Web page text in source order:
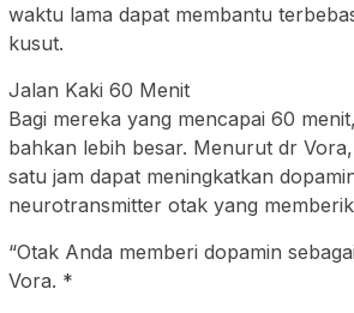
waktu lama dapat membantu
kusut.
Jalan Kaki 60 Menit
Bagi mereka yang mencapai 60
bahkan lebih besar. Menurut dr
satu jam dapat meningkatkan
neurotransmitter otak yang
“Otak Anda memberi dopamin
Vora. *